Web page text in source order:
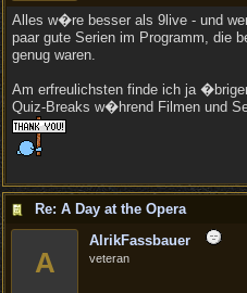
Alles w�re besser als 9live - und
paar gute Serien im Programm, die
genug waren.
Am erfreulichsten finde ich ja
Quiz-Breaks w�hrend Filmen und
Re: A Day at the Opera
A
AlrikFassbauer
veteran